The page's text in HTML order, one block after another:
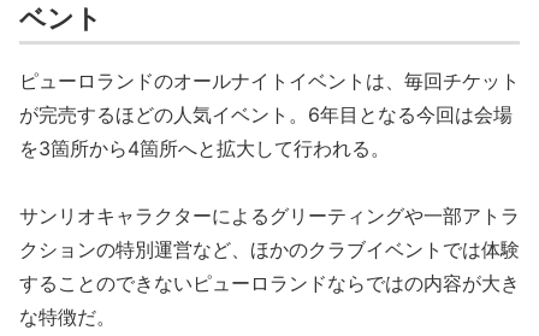
ベント
ピューロランドのオールナイトイベントは、毎回チケット
が完売するほどの人気イベント。6年目となる今回は会場
を3箇所から4箇所へと拡大して行われる。
サンリオキャラクターによるグリーティングや一部アトラ
クションの特別運営など、ほかのクラブイベントでは体験
することのできないピューロランドならではの内容が大き
な特徴だ。